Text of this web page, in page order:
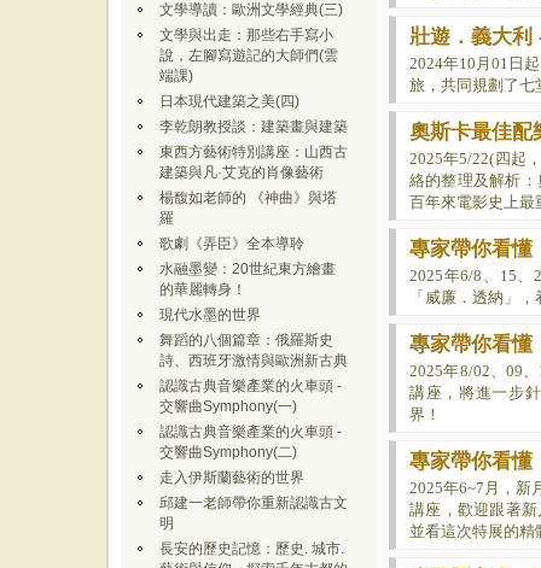
文學導讀：歐洲文學經典(三)
文學與出走：那些右手寫小
說，左腳寫遊記的大師們(雲
端課)
日本現代建築之美(四)
李乾朗教授談：建築畫與建築
東西方藝術特別講座：山西古
建築與凡·艾克的肖像藝術
楊馥如老師的 《神曲》與塔
羅
歌劇《弄臣》全本導聆
水融墨變：20世紀東方繪畫
的華麗轉身！
現代水墨的世界
舞蹈的八個篇章：俄羅斯史
詩、西班牙激情與歐洲新古典
認識古典音樂產業的火車頭 -
交響曲Symphony(一)
認識古典音樂產業的火車頭 -
交響曲Symphony(二)
走入伊斯蘭藝術的世界
邱建一老師帶你重新認識古文
明
長安的歷史記憶：歷史. 城市.
壯遊．義大利
2024年10月01日
旅，共同規劃了七
奧斯卡最佳配
2025年5/22(四起
絡的整理及解析
百年來電影史上最
專家帶你看懂
2025年6/8、15、
「威廉．透納」
專家帶你看懂
2025年8/02、09
講座，將進一步
界！
專家帶你看懂
2025年6~7月，新
講座， 歡迎跟著
並看這次特展的精